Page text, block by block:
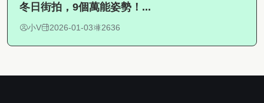
冬日街拍，9個萬能姿勢！...
小V 2026-01-03 2636